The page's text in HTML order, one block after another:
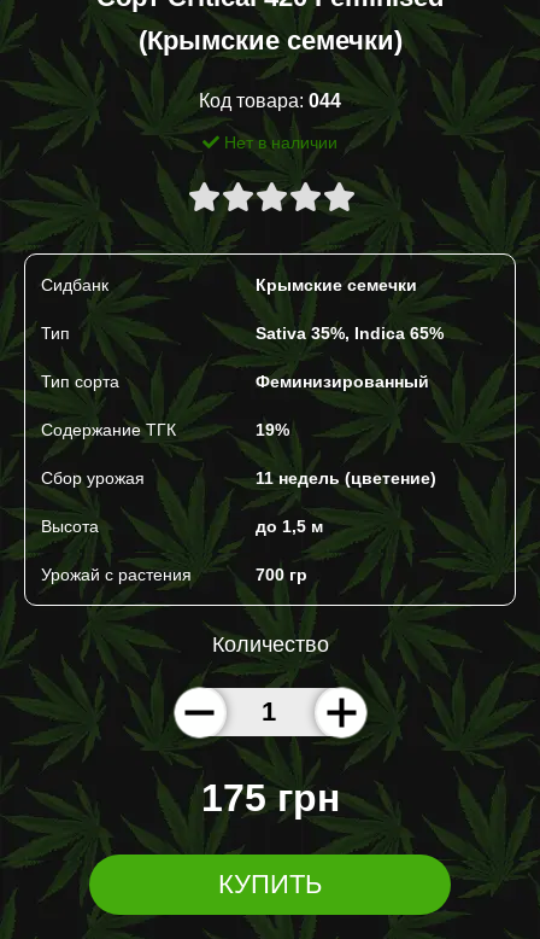
(Крымские семечки)
Код товара: 044
Нет в наличии
Сидбанк Крымские семечки
Тип Sativa 35%, Indica 65%
Тип сорта Феминизированный
Содержание ТГК 19%
Сбор урожая 11 недель (цветение)
Высота до 1,5 м
Урожай с растения 700 гр
Количество
175 грн
КУПИТЬ